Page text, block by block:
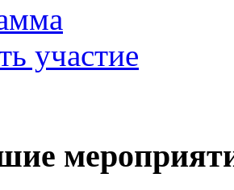
участие